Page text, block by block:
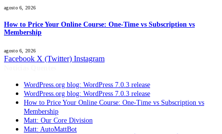
agosto 6, 2026
How to Price Your Online Course: One-Time vs Subscription vs
Membership
agosto 6, 2026
Facebook X (Twitter) Instagram
WordPress.org blog: WordPress 7.0.3 release
WordPress.org blog: WordPress 7.0.3 release
How to Price Your Online Course: One-Time vs Subscription vs
Membership
Matt: Our Core Division
Matt: AutoMattBot